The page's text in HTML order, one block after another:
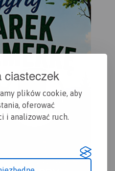
ciasteczek
plików cookie, aby
oferować
i analizować ruch.